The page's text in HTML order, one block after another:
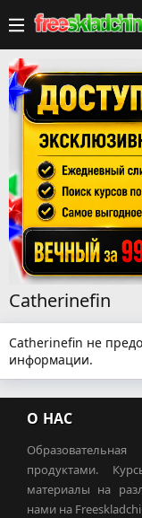
Catherinefin
Catherinefin не
информации.
О НАС
продуктами.
материалы на
нами на